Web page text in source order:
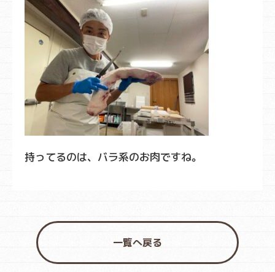
持ってるのは、バラ系のお肉ですね。
一覧へ戻る